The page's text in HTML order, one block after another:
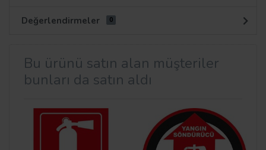
Değerlendirmeler 0
Bu ürünü satın alan müşteriler
bunları da satın aldı